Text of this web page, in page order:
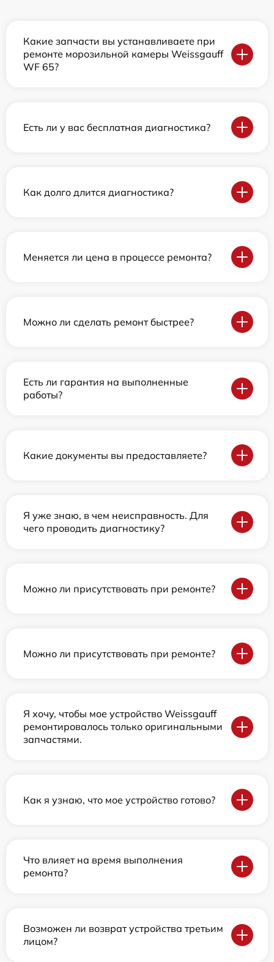
Какие запчасти вы устанавливаете при
ремонте морозильной камеры Weissgauff
WF 65?
Есть ли у вас бесплатная диагностика?
Как долго длится диагностика?
Меняется ли цена в процессе ремонта?
Можно ли сделать ремонт быстрее?
Есть ли гарантия на выполненные
работы?
Какие документы вы предоставляете?
Я уже знаю, в чем неисправность. Для
чего проводить диагностику?
Можно ли присутствовать при ремонте?
Можно ли присутствовать при ремонте?
Я хочу, чтобы мое устройство Weissgauff
ремонтировалось только оригинальными
запчастями.
Как я узнаю, что мое устройство готово?
Что влияет на время выполнения
ремонта?
Возможен ли возврат устройства третьим
лицом?